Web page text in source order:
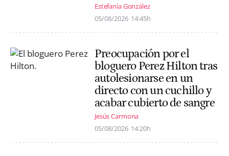
Estefanía González
05/08/2026 14:45h
Preocupación por el
bloguero Perez Hilton tras
autolesionarse en un
directo con un cuchillo y
acabar cubierto de sangre
Jesús Carmona
05/08/2026 14:20h